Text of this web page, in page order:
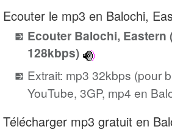
Ecouter le mp3 en Balochi,
Ecouter Balochi, Eastern
128kbps)
Extrait: mp3 32kbps (pour
YouTube, 3GP, mp4 en
Télécharger mp3 gratuit en